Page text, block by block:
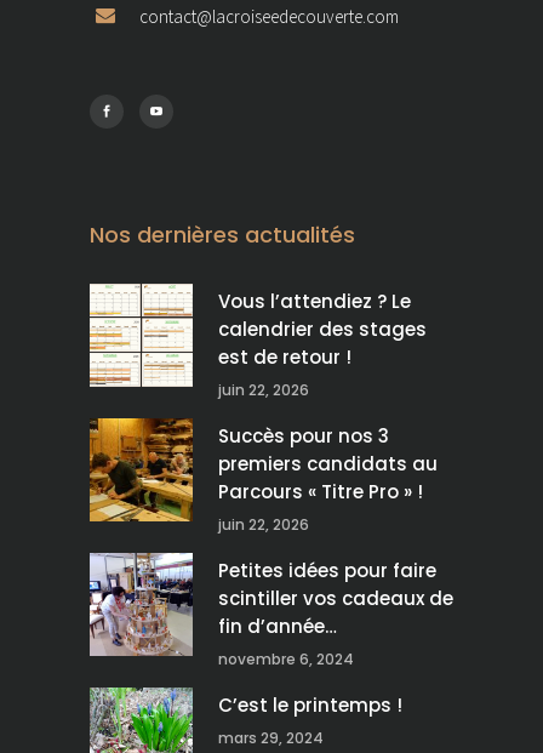
contact@lacroiseedecouverte.com
Nos dernières actualités
Vous l’attendiez ? Le
calendrier des stages
est de retour !
juin 22, 2026
Succès pour nos 3
premiers candidats au
Parcours « Titre Pro » !
juin 22, 2026
Petites idées pour faire
scintiller vos cadeaux de
fin d’année…
novembre 6, 2024
C’est le printemps !
mars 29, 2024